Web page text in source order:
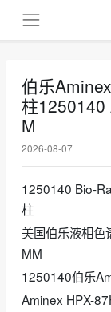
伯乐
柱1250140
M
2026-08-07
1250140 Bio-
柱
美国伯乐液相
MM
1250140伯乐
Aminex HPX-